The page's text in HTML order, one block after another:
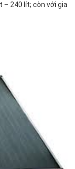
– 240 lít; còn với gia